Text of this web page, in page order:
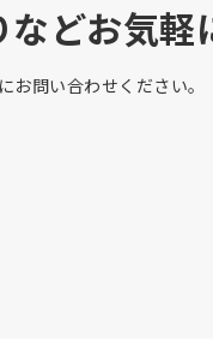
どお気軽
お問い合わせください。